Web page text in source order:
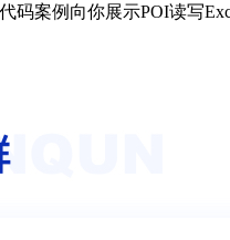
案例向你展示POI读写